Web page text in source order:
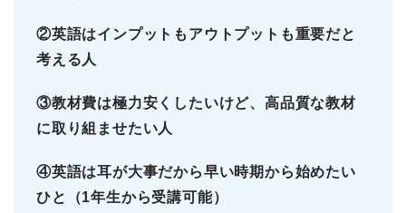
②英語はインプットもアウトプットも重要だと
考える人
③教材費は極力安くしたいけど、高品質な教材
に取り組ませたい人
④英語は耳が大事だから早い時期から始めたい
ひと（1年生から受講可能）